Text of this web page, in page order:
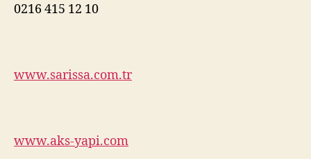
0216 415 12 10
www.sarissa.com.tr
www.aks-yapi.com